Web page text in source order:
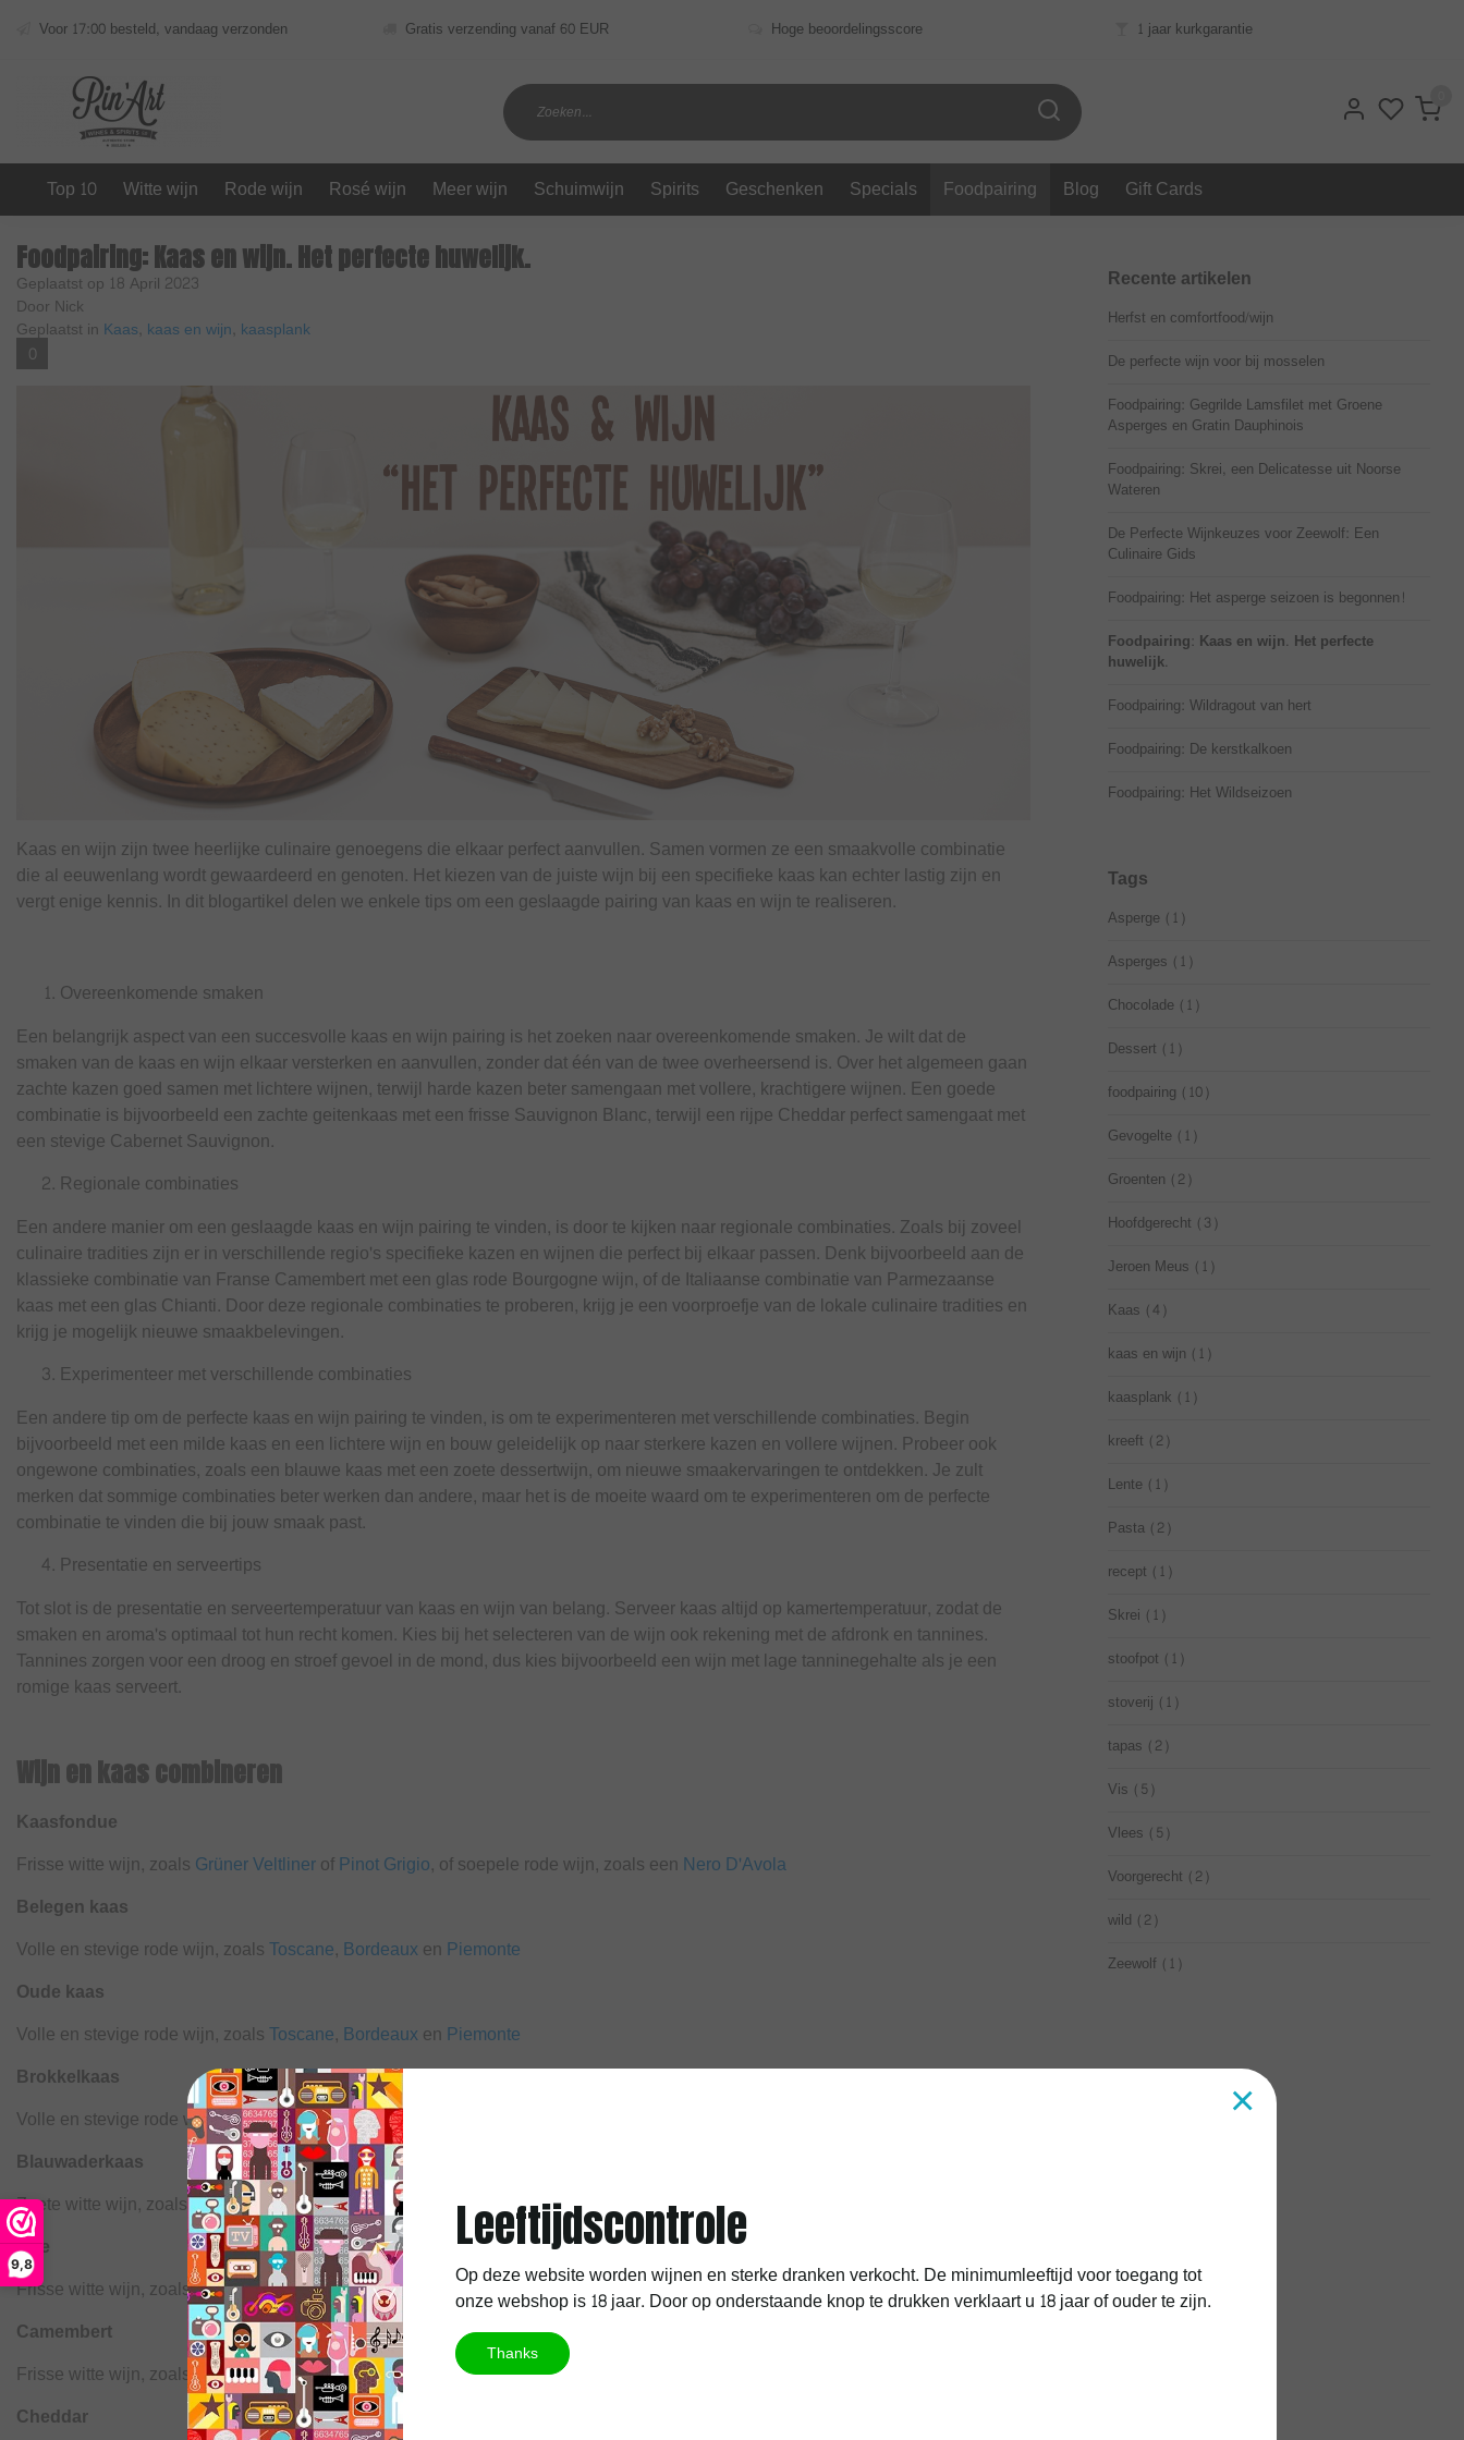
9,8
Voor 17:00 besteld, vandaag verzonden Gratis verzending vanaf 60 EUR Hoge beoordelingsscore 1 jaar kurkgarantie
Top 10 Witte wijn Rode wijn Rosé wijn Meer wijn Schuimwijn Spirits Geschenken Specials Foodpairing Blog Gift Cards
Foodpairing: Kaas en wijn. Het perfecte huwelijk.
Geplaatst op 18 April 2023
Door Nick
Geplaatst in Kaas, kaas en wijn, kaasplank
0
Kaas en wijn zijn twee heerlijke culinaire genoegens die elkaar perfect aanvullen. Samen vormen ze een smaakvolle combinatie
die al eeuwenlang wordt gewaardeerd en genoten. Het kiezen van de juiste wijn bij een specifieke kaas kan echter lastig zijn en
vergt enige kennis. In dit blogartikel delen we enkele tips om een geslaagde pairing van kaas en wijn te realiseren.
Overeenkomende smaken
Een belangrijk aspect van een succesvolle kaas en wijn pairing is het zoeken naar overeenkomende smaken. Je wilt dat de
smaken van de kaas en wijn elkaar versterken en aanvullen, zonder dat één van de twee overheersend is. Over het algemeen gaan
zachte kazen goed samen met lichtere wijnen, terwijl harde kazen beter samengaan met vollere, krachtigere wijnen. Een goede
combinatie is bijvoorbeeld een zachte geitenkaas met een frisse Sauvignon Blanc, terwijl een rijpe Cheddar perfect samengaat met
een stevige Cabernet Sauvignon.
Regionale combinaties
Een andere manier om een geslaagde kaas en wijn pairing te vinden, is door te kijken naar regionale combinaties. Zoals bij zoveel
culinaire tradities zijn er in verschillende regio's specifieke kazen en wijnen die perfect bij elkaar passen. Denk bijvoorbeeld aan de
klassieke combinatie van Franse Camembert met een glas rode Bourgogne wijn, of de Italiaanse combinatie van Parmezaanse
kaas met een glas Chianti. Door deze regionale combinaties te proberen, krijg je een voorproefje van de lokale culinaire tradities en
krijg je mogelijk nieuwe smaakbelevingen.
Experimenteer met verschillende combinaties
Een andere tip om de perfecte kaas en wijn pairing te vinden, is om te experimenteren met verschillende combinaties. Begin
bijvoorbeeld met een milde kaas en een lichtere wijn en bouw geleidelijk op naar sterkere kazen en vollere wijnen. Probeer ook
ongewone combinaties, zoals een blauwe kaas met een zoete dessertwijn, om nieuwe smaakervaringen te ontdekken. Je zult
merken dat sommige combinaties beter werken dan andere, maar het is de moeite waard om te experimenteren om de perfecte
combinatie te vinden die bij jouw smaak past.
Presentatie en serveertips
Tot slot is de presentatie en serveertemperatuur van kaas en wijn van belang. Serveer kaas altijd op kamertemperatuur, zodat de
smaken en aroma's optimaal tot hun recht komen. Kies bij het selecteren van de wijn ook rekening met de afdronk en tannines.
Tannines zorgen voor een droog en stroef gevoel in de mond, dus kies bijvoorbeeld een wijn met lage tanninegehalte als je een
romige kaas serveert.
Wijn en kaas combineren
Kaasfondue
Frisse witte wijn, zoals Grüner VeltlinerofPinot Grigio, of soepele rode wijn, zoals een Nero D'Avola
Belegen kaas
Volle en stevige rode wijn, zoalsToscane, Bordeauxen Piemonte
Oude kaas
Volle en stevige rode wijn, zoalsToscane, Bordeauxen Piemonte
Brokkelkaas
Volle en stevige rode wijn,Toscane,BordeauxenPiemonte
Blauwaderkaas
Zoete witte wijn, zoalsSauternesof dessertwijnen als Porto enPX sherry
Brie
Frisse witte wijn, zoalsSauvignon BlancofRiesling of rode wijn, zoalsMerlot
Camembert
Frisse witte wijn, zoalsSauvignon BlancofRiesling of eenfruitige rode wijn
Cheddar
Recente artikelen
Herfst en comfortfood/wijn
De perfecte wijn voor bij mosselen
Foodpairing: Gegrilde Lamsfilet met Groene
Asperges en Gratin Dauphinois
Foodpairing: Skrei, een Delicatesse uit Noorse
Wateren
De Perfecte Wijnkeuzes voor Zeewolf: Een
Culinaire Gids
Foodpairing: Het asperge seizoen is begonnen!
Foodpairing: Kaas en wijn. Het perfecte
huwelijk.
Foodpairing: Wildragout van hert
Foodpairing: De kerstkalkoen
Foodpairing: Het Wildseizoen
Tags
Asperge (1)
Asperges (1)
Chocolade (1)
Dessert (1)
foodpairing (10)
Gevogelte (1)
Groenten (2)
Hoofdgerecht (3)
Jeroen Meus (1)
Kaas (4)
kaas en wijn (1)
kaasplank (1)
kreeft (2)
Lente (1)
Pasta (2)
recept (1)
Skrei (1)
stoofpot (1)
stoverij (1)
tapas (2)
Vis (5)
Vlees (5)
Voorgerecht (2)
wild (2)
Zeewolf (1)
×
Leeftijdscontrole
Op deze website worden wijnen en sterke dranken verkocht. De minimumleeftijd voor toegang tot
onze webshop is 18 jaar. Door op onderstaande knop te drukken verklaart u 18 jaar of ouder te zijn.
Thanks